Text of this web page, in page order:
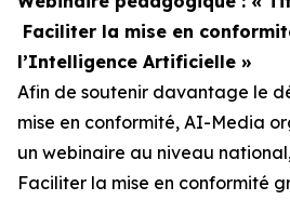
Faciliter la mise en
l’Intelligence Artificielle »
Afin de soutenir davantage le
mise en conformité, AI-Media
un webinaire au niveau national,
Faciliter la mise en conformité